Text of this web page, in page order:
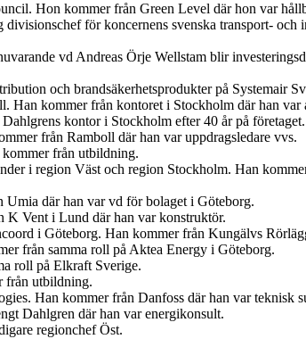
Hon kommer från Green Level där hon var
för koncernens svenska transport-
vd Andreas Örje Wellstam blir
och brandsäkerhetsprodukter på Systemair
Han kommer från kontoret i Stockholm där han var
kontor i Stockholm efter 40 år på företaget.
från Ramboll där han var uppdragsledare vvs.
från utbildning.
i region Väst och region Stockholm. Han
Umia där han var vd för bolaget i Göteborg.
K Vent i Lund där han var konstruktör.
i Göteborg. Han kommer från Kungälvs
från samma roll på Aktea Energy i Göteborg.
roll på Elkraft Sverige.
från utbildning.
Han kommer från Danfoss där han var
Dahlgren där han var energikonsult.
regionchef Öst.